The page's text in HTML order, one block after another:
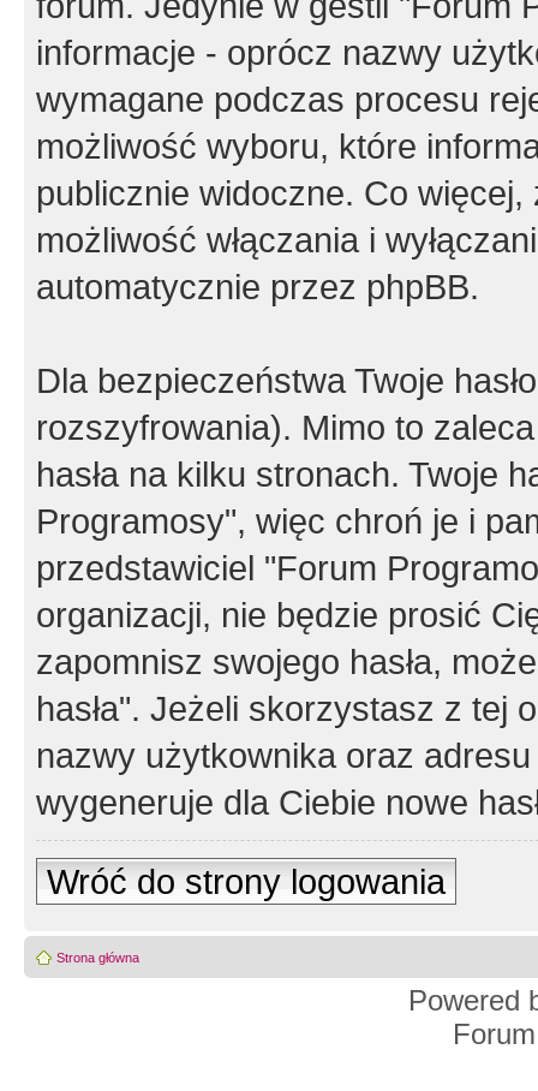
informacje - oprócz nazwy
wymagane podczas procesu
możliwość wyboru, które
publicznie widoczne. Co
możliwość włączania i
automatycznie przez phpBB.
Dla bezpieczeństwa Twoje
rozszyfrowania). Mimo to
hasła na kilku stronach. Twoje
Programosy", więc chroń je i
przedstawiciel "Forum
organizacji, nie będzie prosić
zapomnisz swojego hasła,
hasła". Jeżeli skorzystasz z tej
nazwy użytkownika oraz
wygeneruje dla Ciebie nowe
Wróć do strony logowania
Strona główna
Powered